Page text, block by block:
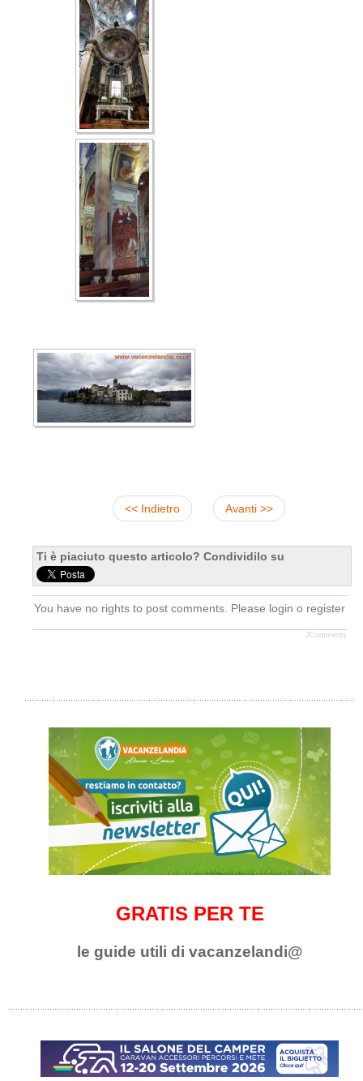
<< Indietro Avanti >>
Ti è piaciuto questo articolo? Condividilo su
You have no rights to post comments. Please login o register
JComments
GRATIS PER TE
le guide utili di vacanzelandi@